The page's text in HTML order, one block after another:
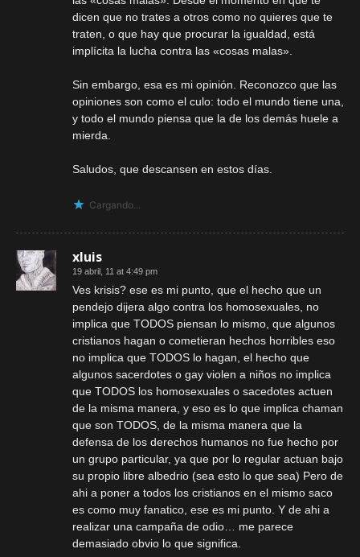
dicen que no trates a otros como no quieres que te
traten, o que hay que procurar la igualdad, está
implícita la lucha contra las «cosas malas».
Sin embargo, esa es mi opinión. Reconozco que las
opiniones son como el culo: todo el mundo tiene una,
y todo el mundo piensa que la de los demás huele a
mierda.
Saludos, que descansen en estos días.
Cargando...
xluis
19 abril, 11 at 4:49 pm
Ves krisis? ese es mi punto, que el hecho que un
pendejo dijera algo contra los homosexuales, no
implica que TODOS piensan lo mismo, que algunos
cristianos hagan o cometieran hechos horribles eso
no implica que TODOS lo hagan, el hecho que
algunos sacerdotes o gay violen a niños no implica
que TODOS los homosexuales o sacedotes actuen
de la misma manera, y eso es lo que implica chaman
que son TODOS, de la misma manera que la
defensa de los derechos humanos no fue hecho por
un grupo particular, ya que por lo regular actuan bajo
su propio libre albedrio (sea esto lo que sea) Pero de
ahi a poner a todos los cristianos en el mismo saco
es como muy fanatico, ese es mi punto. Y de ahi a
realizar una campaña de odio… me parece
demasiado obvio lo que significa.